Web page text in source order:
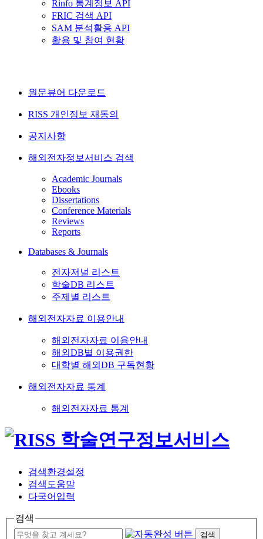
Rinfo 통계정보 API
FRIC 검색 API
SAM 분석활용 API
활용 및 참여 현황
원문뷰어 다운로드
RISS 개인정보 재동의
공지사항
해외전자정보서비스 검색
Academic Journals
Ebooks
Dissertations
Conference Materials
Reviews
Reports
Databases & Journals
전자저널 리스트
학술DB 리스트
주제별 리스트
해외전자자료 이용안내
해외전자자료 이용안내
해외DB별 이용권한
대학별 해외DB 구독현황
해외전자자료 통계
해외전자자료 통계
검색환경설정
검색도움말
다국어입력
검색
검색